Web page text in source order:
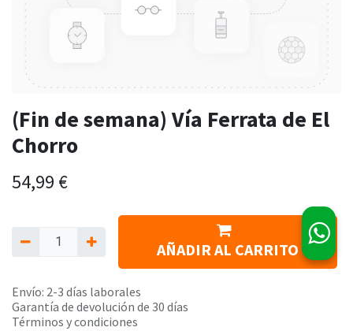
(Fin de semana) Vía Ferrata de El
Chorro
54,99 €
AÑADIR AL CARRITO
Envío: 2-3 días laborales
Garantía de devolución de 30 días
Términos y condiciones